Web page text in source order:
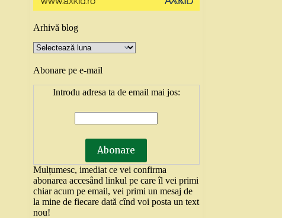
Arhivă blog
Arhivă
blog
Abonare pe e-mail
Introdu adresa ta de email mai jos:
Mulțumesc, imediat ce vei confirma
abonarea accesând linkul pe care îl vei primi
chiar acum pe email, vei primi un mesaj de
la mine de fiecare dată cînd voi posta un text
nou!